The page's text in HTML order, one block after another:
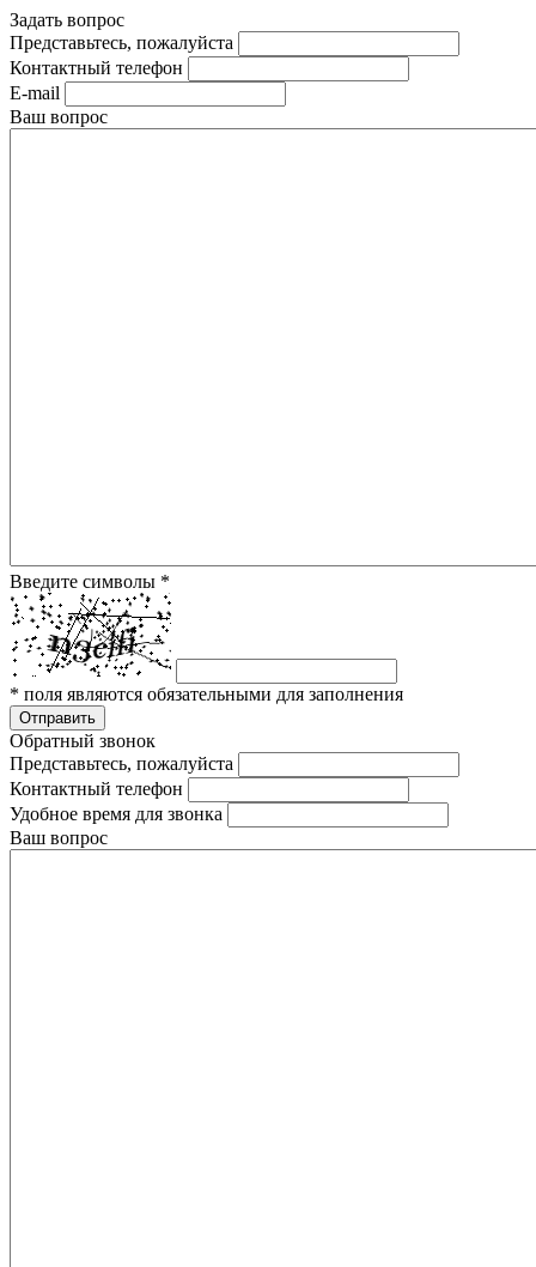
Задать вопрос
Представьтесь, пожалуйста
Контактный телефон
E-mail
Ваш вопрос
Введите символы *
* поля являются обязательными для заполнения
Отправить
Обратный звонок
Представьтесь, пожалуйста
Контактный телефон
Удобное время для звонка
Ваш вопрос